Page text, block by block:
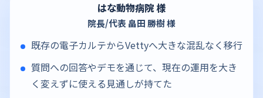
はな動物病院 様
院長/代表 畠田 勝樹 様
既存の電子カルテからVettyへ大きな混乱なく移行
質問への回答やデモを通じて、現在の運用を大き
く変えずに使える見通しが持てた